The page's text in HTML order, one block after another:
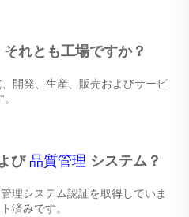
れとも工場ですか？
開発、生産、販売およびサービ
び 品質管理 システム？
理システム認証を取得していま
済みです。